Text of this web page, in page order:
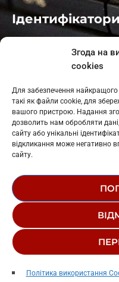
Згода на
cookies
Для забезпечення найкращого
такі як файли cookie, для
вашого пристрою. Надання
дозволить нам обробляти дані,
сайту або унікальні
відкликання може негативно
сайту.
Політика використання
play_arrow
: L11-01410
: L11-01801
Косів: L11-01805
Гарасимів: L11-02274
© 1995-2026 РК
РЕДАКЦІЙНИЙ
СТРУКТУРА